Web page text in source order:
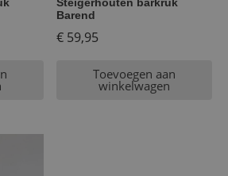
Barend
€ 59,95
Toevoegen aan
winkelwagen